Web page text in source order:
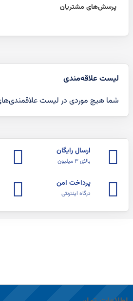
پرسش‌های مشتریان
لیست علاقه‌مندی
شما هیچ موردی در لیست
ارسال رایگان
بالای ۳ میلیون
پرداخت امن
درگاه اینترنتی